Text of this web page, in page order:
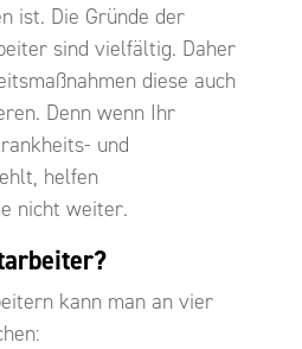
ist. Die Gründe der
sind vielfältig. Daher
diese auch
Denn wenn Ihr
und
helfen
nicht weiter.
kann man an vier